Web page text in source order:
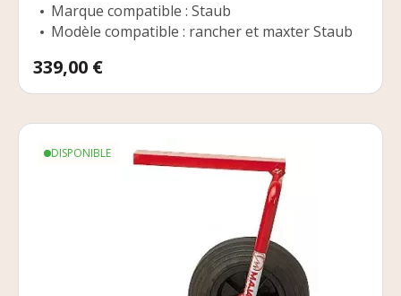
Marque compatible : Staub
Modèle compatible : rancher et maxter Staub
Prix
339,00 €
DISPONIBLE